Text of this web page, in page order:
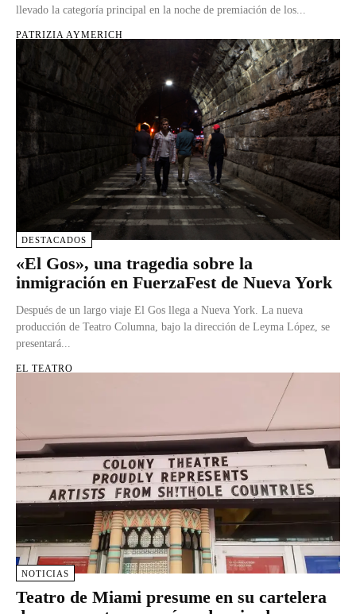
llevado la categoría principal en la noche de premiación de los...
PATRIZIA AYMERICH
DESTACADOS
«El Gos», una tragedia sobre la
inmigración en FuerzaFest de Nueva York
Después de un largo viaje El Gos llega a Nueva York. La nueva
producción de Teatro Columna, bajo la dirección de Leyma López, se
presentará...
EL TEATRO
NOTICIAS
Teatro de Miami presume en su cartelera